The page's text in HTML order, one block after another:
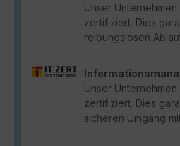
Unser Unternehmen
zertifiziert. Dies
reibungslosen
Unser Unternehmen
zertifiziert. Dies
sicheren Umgang